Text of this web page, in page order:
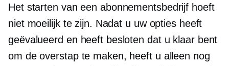
Het starten van een abonnementsbedrijf hoeft
niet moeilijk te zijn. Nadat u uw opties heeft
geëvalueerd en heeft besloten dat u klaar bent
om de overstap te maken, heeft u alleen nog